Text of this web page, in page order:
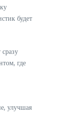
будет
где
улучшая